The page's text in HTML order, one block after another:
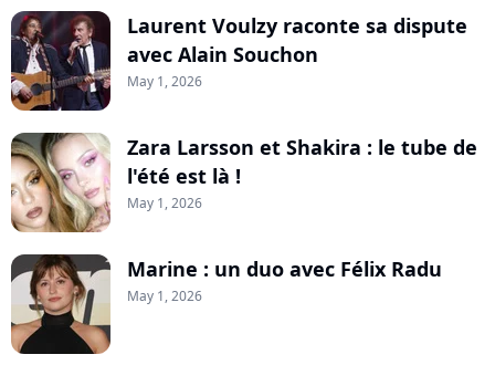
Laurent Voulzy raconte sa dispute
avec Alain Souchon
May 1, 2026
Zara Larsson et Shakira : le tube de
l'été est là !
May 1, 2026
Marine : un duo avec Félix Radu
May 1, 2026